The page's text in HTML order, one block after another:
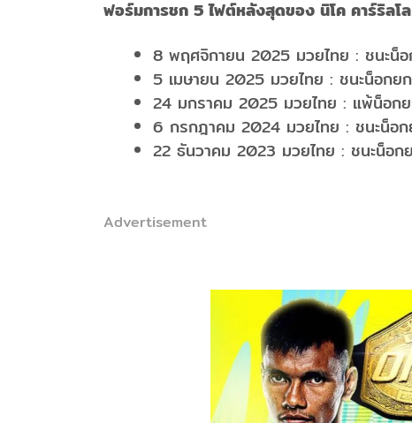
ฟอร์มการชก 5 ไฟต์หลังสุดของ นิโค คาร์ริลโล
8 พฤศจิกายน 2025 มวยไทย : ชนะน็
5 เมษายน 2025 มวยไทย : ชนะน็อก
24 มกราคม 2025 มวยไทย : แพ้น็อก
6 กรกฎาคม 2024 มวยไทย : ชนะน็อก
22 ธันวาคม 2023 มวยไทย : ชนะน็อก
Advertisement